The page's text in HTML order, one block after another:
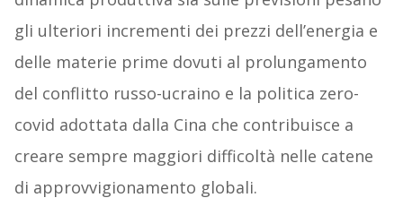
gli ulteriori incrementi dei prezzi dell’energia e
delle materie prime dovuti al prolungamento
del conflitto russo-ucraino e la politica zero-
covid adottata dalla Cina che contribuisce a
creare sempre maggiori difficoltà nelle catene
di approvvigionamento globali.